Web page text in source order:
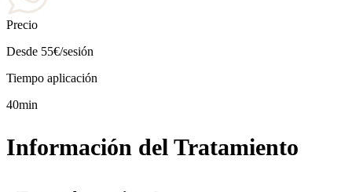
Precio
Desde 55€/sesión
Tiempo aplicación
40min
Información del Tratamiento